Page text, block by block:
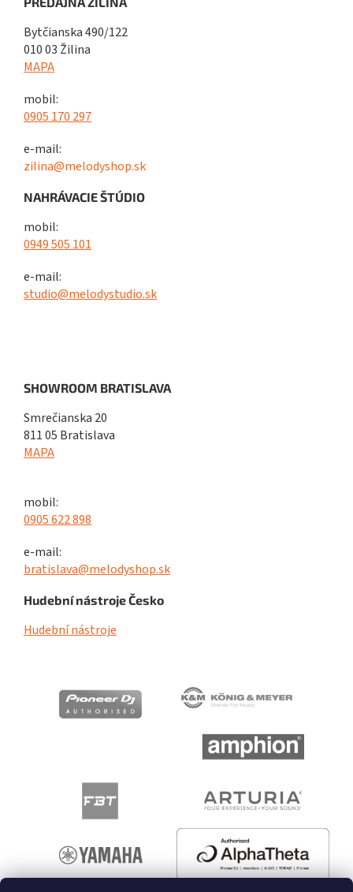
Bytčianska 490/122
010 03 Žilina
MAPA
mobil:
0905 170 297
e-mail:
zilina@melodyshop.sk
NAHRÁVACIE ŠTÚDIO
mobil:
0949 505 101
e-mail:
studio@melodystudio.sk
SHOWROOM BRATISLAVA
Smrečianska 20
811 05 Bratislava
MAPA
mobil:
0905 622 898
e-mail:
bratislava@melodyshop.sk
Hudební nástroje Česko
Hudební nástroje